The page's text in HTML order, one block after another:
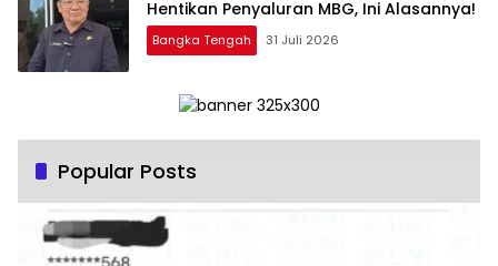
Bangka Tengah 31 Juli 2026
Popular Posts